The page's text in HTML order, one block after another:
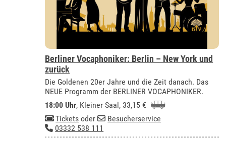
Berliner Vocaphoniker: Berlin – New York und
zurück
Die Goldenen 20er Jahre und die Zeit danach. Das
NEUE Programm der BERLINER VOCAPHONIKER.
18:00 Uhr, Kleiner Saal, 33,15 €
Tickets oder
Besucherservice
03332 538 111